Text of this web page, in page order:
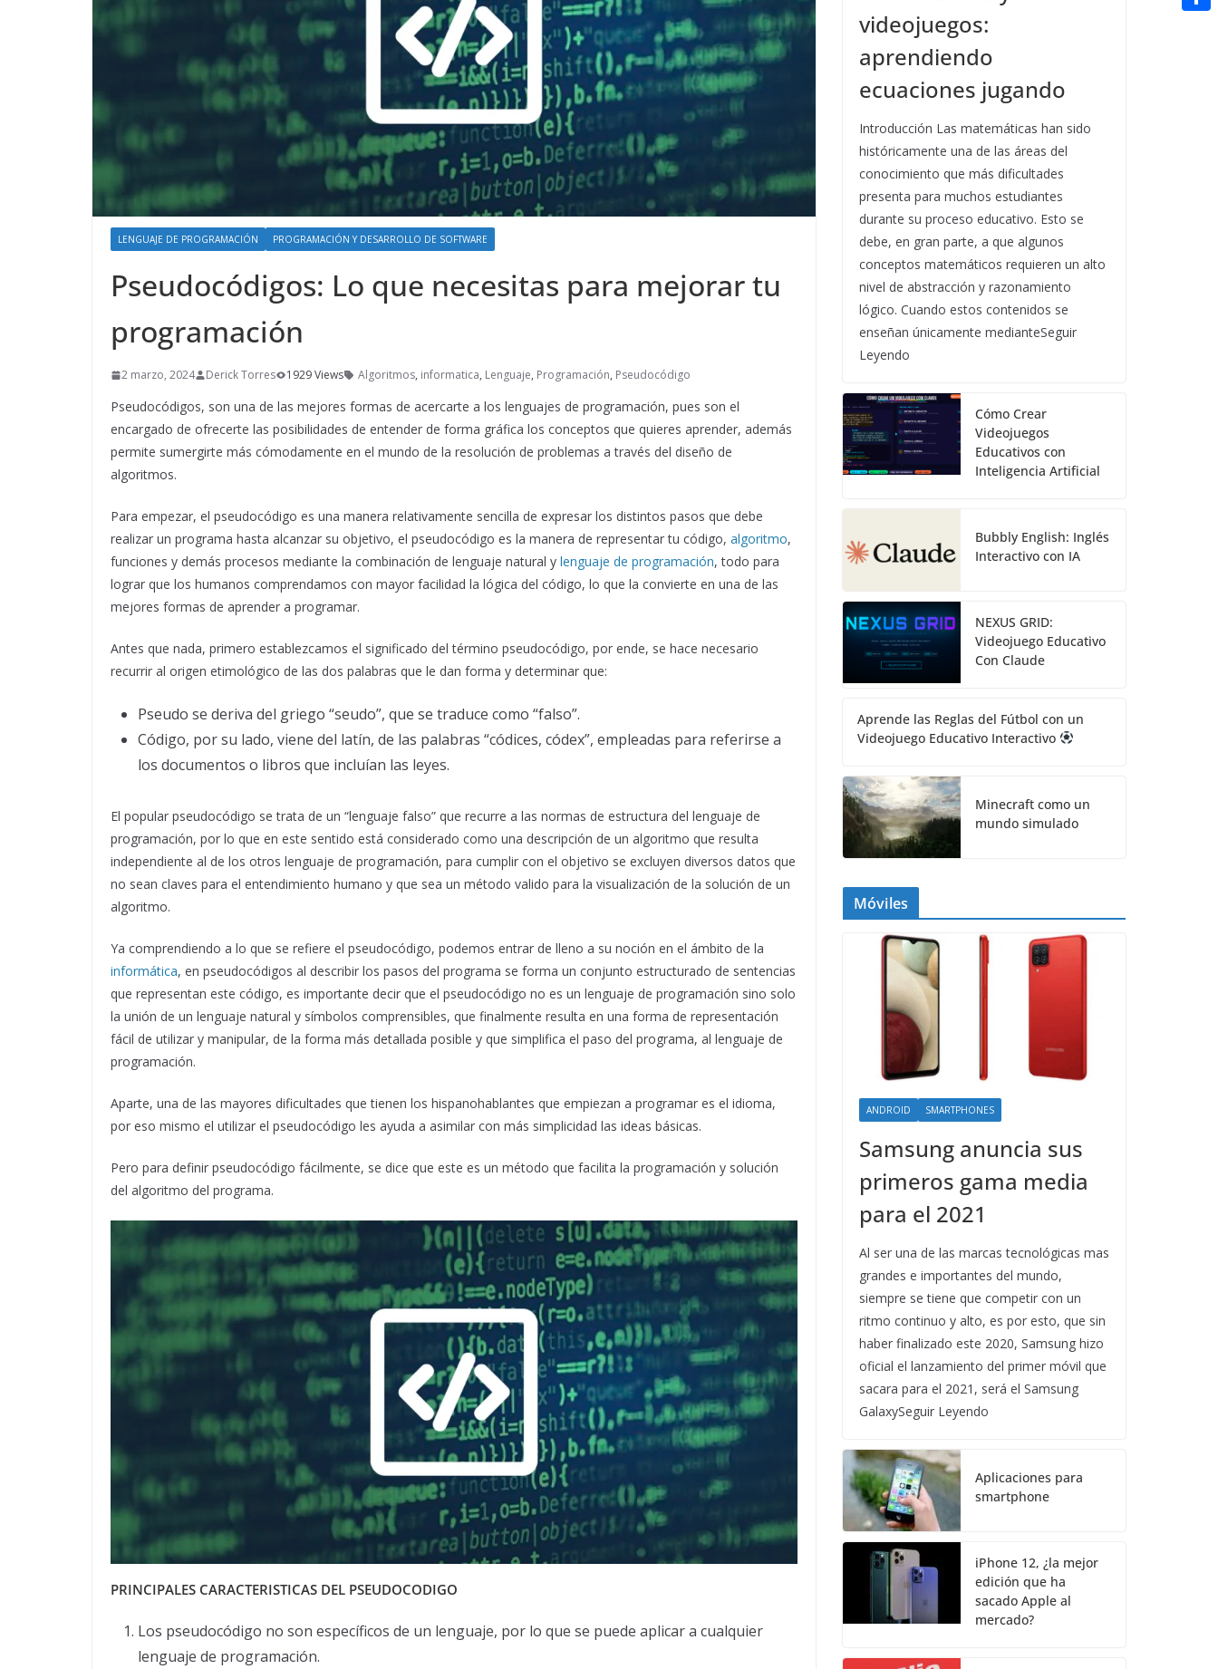
LENGUAJE DE PROGRAMACIÓN PROGRAMACIÓN Y DESARROLLO DE SOFTWARE
Pseudocódigos: Lo que necesitas para mejorar tu
programación
2 marzo, 2024 Derick Torres 1929 Views Algoritmos, informatica, Lenguaje, Programación, Pseudocódigo
Pseudocódigos, son una de las mejores formas de acercarte a los lenguajes de programación, pues son el
encargado de ofrecerte las posibilidades de entender de forma gráfica los conceptos que quieres aprender, además
permite sumergirte más cómodamente en el mundo de la resolución de problemas a través del diseño de
algoritmos.
Para empezar, el pseudocódigo es una manera relativamente sencilla de expresar los distintos pasos que debe
realizar un programa hasta alcanzar su objetivo, el pseudocódigo es la manera de representar tu código, algoritmo,
funciones y demás procesos mediante la combinación de lenguaje natural y lenguaje de programación, todo para
lograr que los humanos comprendamos con mayor facilidad la lógica del código, lo que la convierte en una de las
mejores formas de aprender a programar.
Antes que nada, primero establezcamos el significado del término pseudocódigo, por ende, se hace necesario
recurrir al origen etimológico de las dos palabras que le dan forma y determinar que:
Pseudo se deriva del griego “seudo”, que se traduce como “falso”.
Código, por su lado, viene del latín, de las palabras “códices, códex”, empleadas para referirse a
los documentos o libros que incluían las leyes.
El popular pseudocódigo se trata de un “lenguaje falso” que recurre a las normas de estructura del lenguaje de
programación, por lo que en este sentido está considerado como una descripción de un algoritmo que resulta
independiente al de los otros lenguaje de programación, para cumplir con el objetivo se excluyen diversos datos que
no sean claves para el entendimiento humano y que sea un método valido para la visualización de la solución de un
algoritmo.
Ya comprendiendo a lo que se refiere el pseudocódigo, podemos entrar de lleno a su noción en el ámbito de la
informática, en pseudocódigos al describir los pasos del programa se forma un conjunto estructurado de sentencias
que representan este código, es importante decir que el pseudocódigo no es un lenguaje de programación sino solo
la unión de un lenguaje natural y símbolos comprensibles, que finalmente resulta en una forma de representación
fácil de utilizar y manipular, de la forma más detallada posible y que simplifica el paso del programa, al lenguaje de
programación.
Aparte, una de las mayores dificultades que tienen los hispanohablantes que empiezan a programar es el idioma,
por eso mismo el utilizar el pseudocódigo les ayuda a asimilar con más simplicidad las ideas básicas.
Pero para definir pseudocódigo fácilmente, se dice que este es un método que facilita la programación y solución
del algoritmo del programa.
PRINCIPALES CARACTERISTICAS DEL PSEUDOCODIGO
Los pseudocódigo no son específicos de un lenguaje, por lo que se puede aplicar a cualquier
lenguaje de programación.
videojuegos:
aprendiendo
ecuaciones jugando
Introducción Las matemáticas han sido
históricamente una de las áreas del
conocimiento que más dificultades
presenta para muchos estudiantes
durante su proceso educativo. Esto se
debe, en gran parte, a que algunos
conceptos matemáticos requieren un alto
nivel de abstracción y razonamiento
lógico. Cuando estos contenidos se
enseñan únicamente medianteSeguir
Leyendo
Cómo Crear
Videojuegos
Educativos con
Inteligencia Artificial
Bubbly English: Inglés
Interactivo con IA
NEXUS GRID:
Videojuego Educativo
Con Claude
Aprende las Reglas del Fútbol con un
Videojuego Educativo Interactivo
Minecraft como un
mundo simulado
Móviles
ANDROID SMARTPHONES
Samsung anuncia sus
primeros gama media
para el 2021
Al ser una de las marcas tecnológicas mas
grandes e importantes del mundo,
siempre se tiene que competir con un
ritmo continuo y alto, es por esto, que sin
haber finalizado este 2020, Samsung hizo
oficial el lanzamiento del primer móvil que
sacara para el 2021, será el Samsung
GalaxySeguir Leyendo
Aplicaciones para
smartphone
iPhone 12, ¿la mejor
edición que ha
sacado Apple al
mercado?
n
a